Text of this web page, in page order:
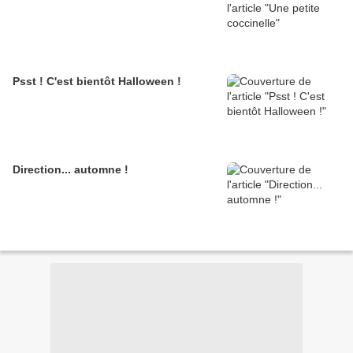
Psst ! C'est bientôt Halloween !
Direction... automne !